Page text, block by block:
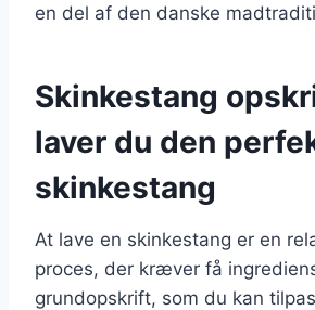
en del af den danske
Skinkestang
laver du den
skinkestang
At lave en skinkestang er en
proces, der kræver få
grundopskrift, som du kan